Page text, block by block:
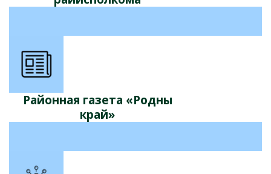
Районная газета «Родны
край»